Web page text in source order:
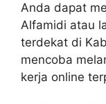
Anda dapat
Alfamidi atau
terdekat di
mencoba
kerja online